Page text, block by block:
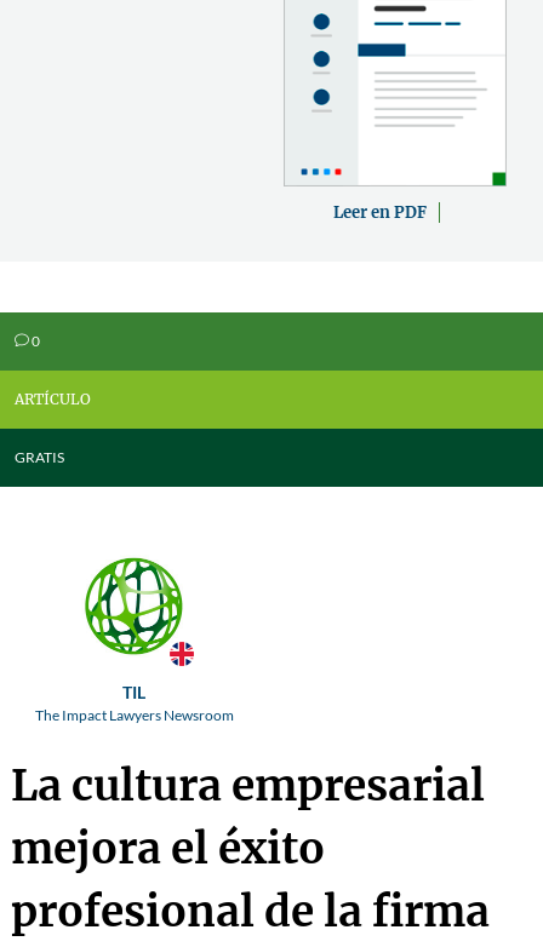
Leer en PDF
v0
ARTÍCULO
GRATIS
TIL
The Impact Lawyers Newsroom
La cultura empresarial
mejora el éxito
profesional de la firma